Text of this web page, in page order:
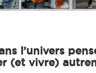
l’univers
(et vivre)